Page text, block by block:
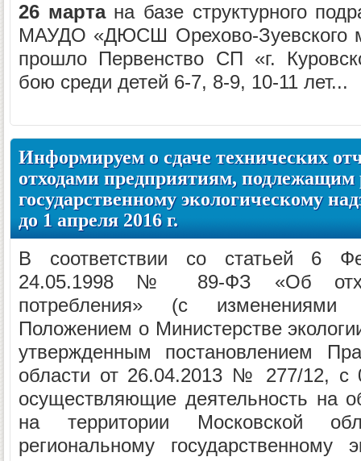
26 мартана базе структурного
МАУДО «ДЮСШ Орехово-Зуевского
прошло Первенство СП «г.
бою среди детей 6-7, 8-9, 10-11 лет...
Информируем о сдаче технических
отходами предприятиям, подлежащим
государственному экологическому
до 1 апреля 2016 г.
В соответствии со статьей 6
24.05.1998 № 89-ФЗ «Об
потребления» (с
Положением о Министерстве
утвержденным постановлением
области от 26.04.2013 № 277/12, с
осуществляющие деятельность на
на территории Московской
региональному государственному